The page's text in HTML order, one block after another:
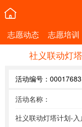
志愿动态 志愿培训
社义联动灯
活动编号： 00017683
活动名称：
社义联动灯塔计划-